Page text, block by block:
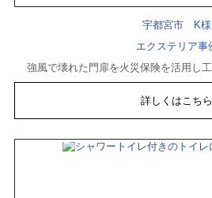
宇都宮市 K様
エクステリア事
強風で壊れた門扉を火災保険を活用し
詳しくはこちら